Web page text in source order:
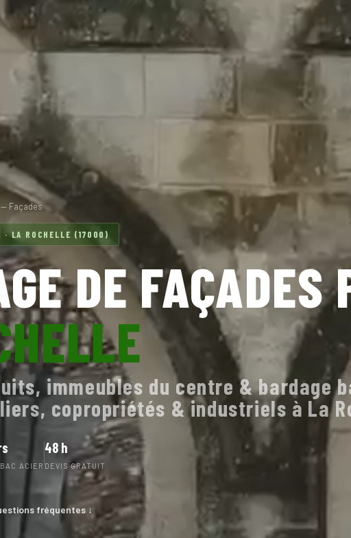
Façades
· LA ROCHELLE (17000)
DE FAÇADES
immeubles du centre & bardage
copropriétés & industriels à La
ACIER
48 h
DEVIS GRATUIT
fréquentes ↓